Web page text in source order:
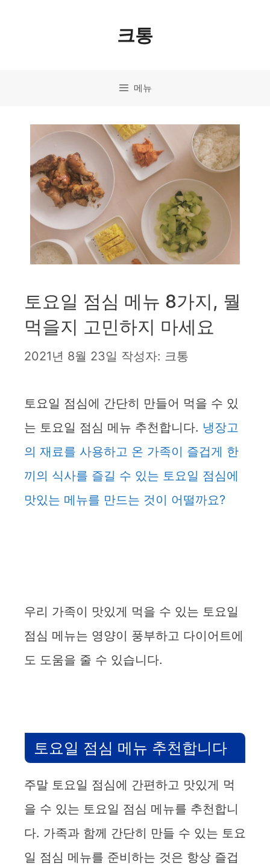
크통
메뉴
토요일 점심 메뉴 8가지, 뭘
먹을지 고민하지 마세요
2021년 8월 23일 작성자: 크통
토요일 점심에 간단히 만들어 먹을 수 있
는 토요일 점심 메뉴 추천합니다. 냉장고
의 재료를 사용하고 온 가족이 즐겁게 한
끼의 식사를 즐길 수 있는 토요일 점심에
맛있는 메뉴를 만드는 것이 어떨까요?
우리 가족이 맛있게 먹을 수 있는 토요일
점심 메뉴는 영양이 풍부하고 다이어트에
도 도움을 줄 수 있습니다.
토요일 점심 메뉴 추천합니다
주말 토요일 점심에 간편하고 맛있게 먹
을 수 있는 토요일 점심 메뉴를 추천합니
다. 가족과 함께 간단히 만들 수 있는 토요
일 점심 메뉴를 준비하는 것은 항상 즐겁